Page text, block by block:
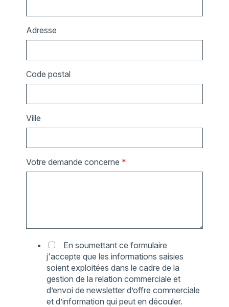
Adresse
Code postal
Ville
Votre demande concerne *
En soumettant ce formulaire
j'accepte que les informations saisies
soient exploitées dans le cadre de la
gestion de la relation commerciale et
d’envoi de newsletter d’offre commerciale
et d’information qui peut en découler.